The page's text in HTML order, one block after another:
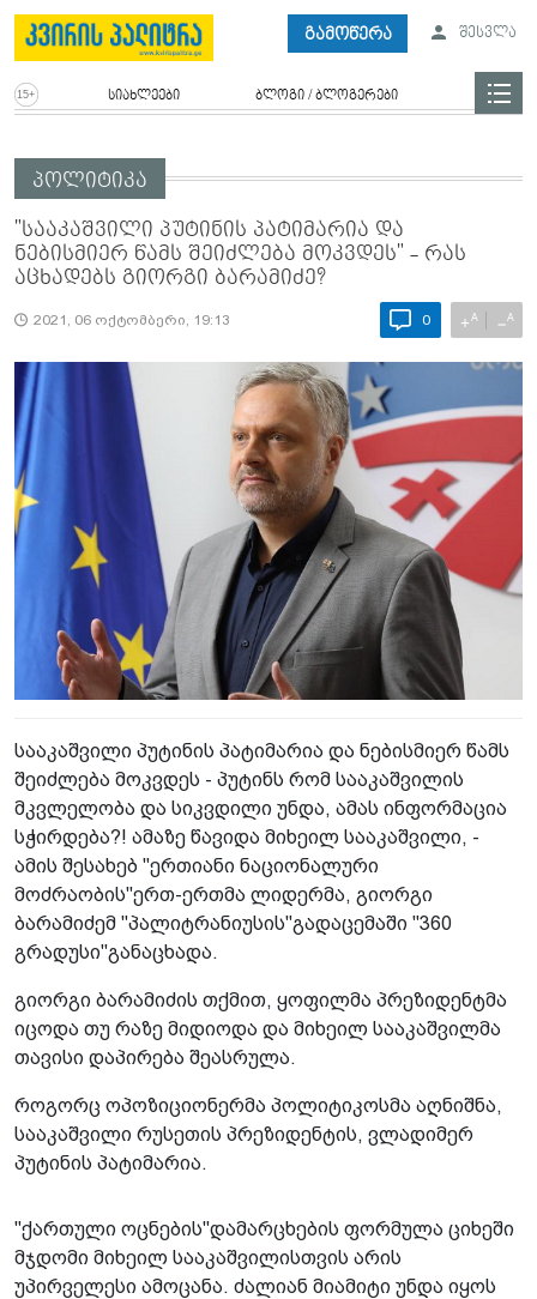
გამოწერა შესვლა
სიახლეები ბლოგი / ბლოგერები
პოლიტიკა
"სააკაშვილი პუტინის პატიმარია და
ნებისმიერ წამს შეიძლება მოკვდეს" - რას
აცხადებს გიორგი ბარამიძე?
2021, 06 ოქტომბერი, 19:13 0 +A −A
სააკაშვილი პუტინის პატიმარია და ნებისმიერ წამს
შეიძლება მოკვდეს - პუტინს რომ სააკაშვილის
მკვლელობა და სიკვდილი უნდა, ამას ინფორმაცია
სჭირდება?! ამაზე წავიდა მიხეილ სააკაშვილი, -
ამის შესახებ "ერთიანი ნაციონალური
მოძრაობის"ერთ-ერთმა ლიდერმა, გიორგი
ბარამიძემ "პალიტრანიუსის"გადაცემაში "360
გრადუსი"განაცხადა.
გიორგი ბარამიძის თქმით, ყოფილმა პრეზიდენტმა
იცოდა თუ რაზე მიდიოდა და მიხეილ სააკაშვილმა
თავისი დაპირება შეასრულა.
როგორც ოპოზიციონერმა პოლიტიკოსმა აღნიშნა,
სააკაშვილი რუსეთის პრეზიდენტის, ვლადიმერ
პუტინის პატიმარია.
"ქართული ოცნების"დამარცხების ფორმულა ციხეში
მჯდომი მიხეილ სააკაშვილისთვის არის
უპირველესი ამოცანა. ძალიან მიამიტი უნდა იყოს